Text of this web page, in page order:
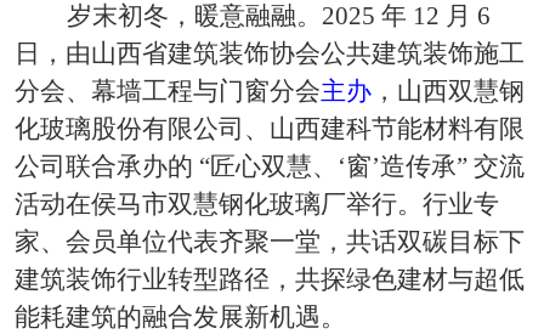
岁末初冬，暖意融融。 2025 年 12 月 6
日，由山西省建筑装饰协会公共建筑装饰施工
分会、幕墙工程与门窗分会主办 ，山西双慧钢
化玻璃股份有限公司、山西建科节能材料有限
公司联合承办的 “匠心双慧、‘窗’造传承” 交流
活动在侯马市双慧钢化玻璃厂举行。行业专
家、会员单位代表齐聚一堂，共话双碳目标下
建筑装饰行业转型路径，共探绿色建材与超低
能耗建筑的融合发展新机遇。